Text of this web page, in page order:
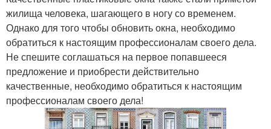
жилища человека, шагающего в ногу со временем.
Однако для того чтобы обновить окна, необходимо
обратиться к настоящим профессионалам своего дела.
Не спешите соглашаться на первое попавшееся
предложение и приобрести действительно
качественные, необходимо обратиться к настоящим
профессионалам своего дела!